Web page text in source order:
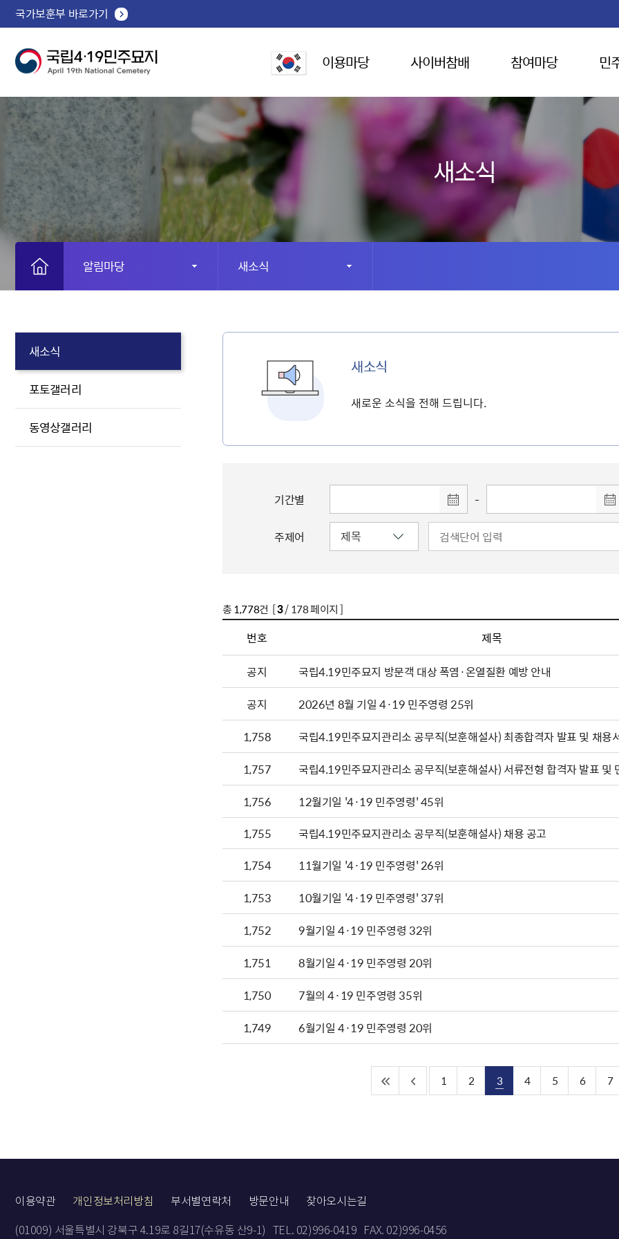
국가보훈부 바로가기
이용마당 사이버참배 참여마당 민
새소식
알림마당 새소식
새소식
포토갤러리
동영상갤러리
새소식
새로운 소식을 전해 드립니다.
기간별 -
주제어
총1,778건 [3/ 178 페이지 ]
번호 제목
공지
국립4.19민주묘지 방문객 대상 폭염·온열질환 예방 안내
공지
2026년 8월 기일 4·19 민주영령 25위
1,758
국립4.19민주묘지관리소 공무직(보훈해설사) 최종합
1,757
국립4.19민주묘지관리소 공무직(보훈해설사) 서류전
1,756
12월기일 '4·19 민주영령' 45위
1,755
국립4.19민주묘지관리소 공무직(보훈해설사) 채용 공고
1,754
11월기일 '4·19 민주영령' 26위
1,753
10월기일 '4·19 민주영령' 37위
1,752
9월기일 4·19 민주영령 32위
1,751
8월기일 4·19 민주영령 20위
1,750
7월의 4·19 민주영령 35위
1,749
6월기일 4·19 민주영령 20위
1 2 3 4 5 6 7
이용약관 개인정보처리방침 부서별연락처 방문안내 찾아오시는길
(01009) 서울특별시 강북구 4.19로 8길17(수유동 산9-1) TEL. 02)996-0419 FAX. 02)996-0456